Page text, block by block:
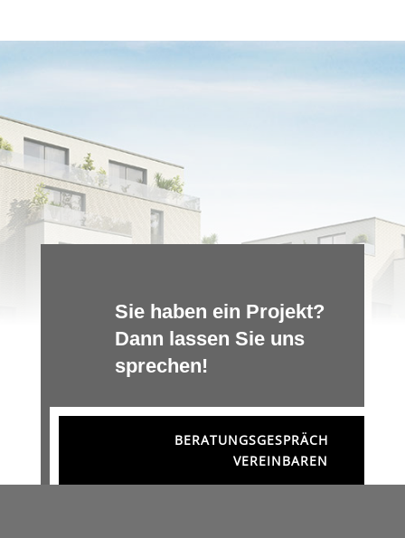
Sie haben ein Projekt?
Dann lassen Sie uns
sprechen!
BERATUNGSGESPRÄCH
VEREINBAREN